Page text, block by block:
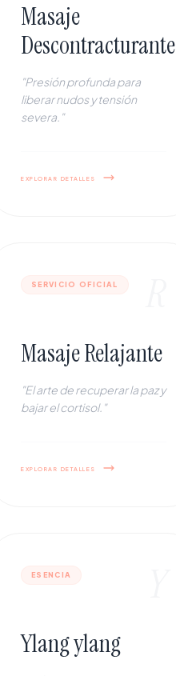
Masaje
Descontracturante
"Presión profunda para
liberar nudos y tensión
severa."
explorar detalles
SERVICIO OFICIAL
Masaje Relajante
"El arte de recuperar la paz y
bajar el cortisol."
explorar detalles
ESENCIA
Ylang ylang